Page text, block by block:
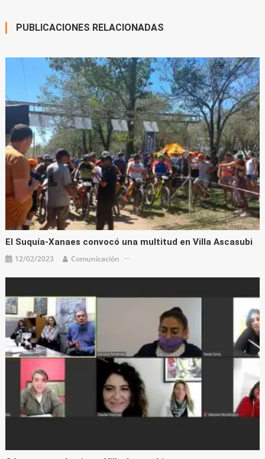
PUBLICACIONES RELACIONADAS
El Suquía-Xanaes convocó una multitud en Villa Ascasubi
12/02/2023 Comunicación